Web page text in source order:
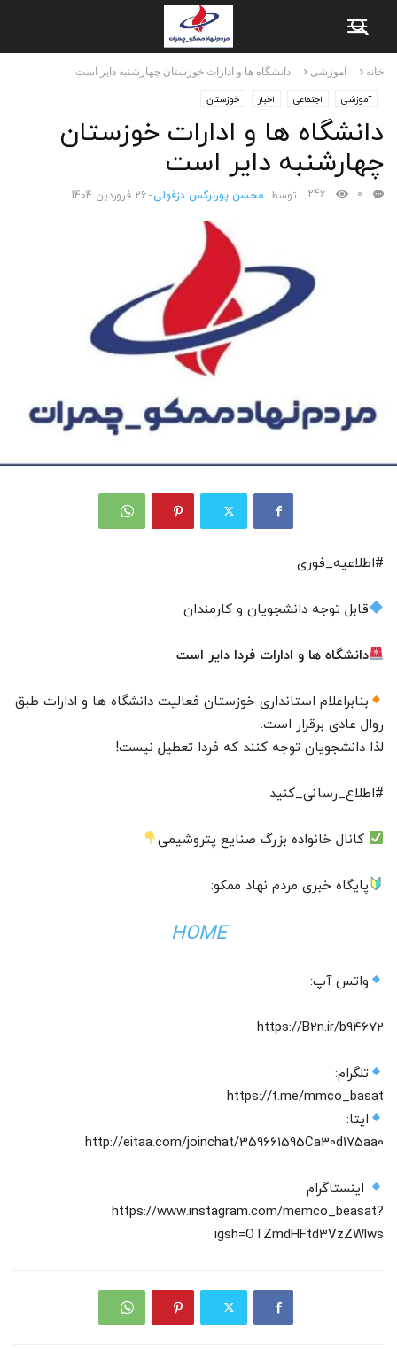
خانه آموزشی دانشگاه ها و ادارات خوزستان چهارشنبه دایر است
آموزشی اجتماعی اخبار خوزستان
دانشگاه ها و ادارات خوزستان
چهارشنبه دایر است
توسط محسن پورنرگس دزفولی-26 فروردین 1404 0
246
#اطلاعیه_فوری
قابل توجه دانشجویان و کارمندان
دانشگاه ها و ادارات فردا دایر است
بنابراعلام استانداری خوزستان فعالیت دانشگاه ها و ادارات طبق
روال عادی برقرار است.
لذا دانشجویان توجه کنند که فردا تعطیل نیست!
#اطلاع_رسانی_کنید
کانال خانواده بزرگ صنایع پتروشیمی
پایگاه خبری مردم نهاد ممکو:
HOME
واتس آپ:
https://B2n.ir/b94672
تلگرام:
https://t.me/mmco_basat
ایتا:
http://eitaa.com/joinchat/359661595Ca30d175aa0
اینستاگرام
https://www.instagram.com/memco_beasat?
igsh=OTZmdHFtd3VzZWlws